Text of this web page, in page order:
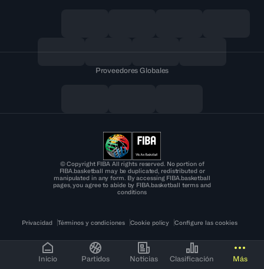
Inicio Partidos Noticias Clasificación Más
Proveedores Globales
© Copyright FIBA All rights reserved. No portion of
FIBA.basketball may be duplicated, redistributed or
manipulated in any form. By accessing FIBA.basketball
pages, you agree to abide by FIBA.basketball terms and
conditions
Privacidad Términos y condiciones Cookie policy Configure las cookies